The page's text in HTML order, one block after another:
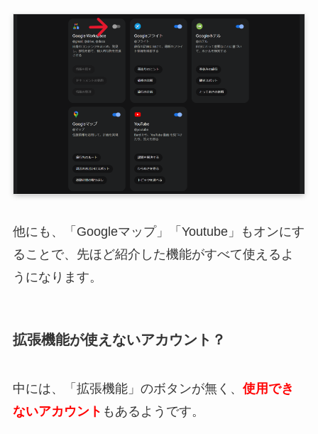
他にも、「Googleマップ」「Youtube」もオンにす
ることで、先ほど紹介した機能がすべて使えるよ
うになります。
拡張機能が使えないアカウント？
中には、「拡張機能」のボタンが無く、 使用でき
ないアカウント もあるようです。